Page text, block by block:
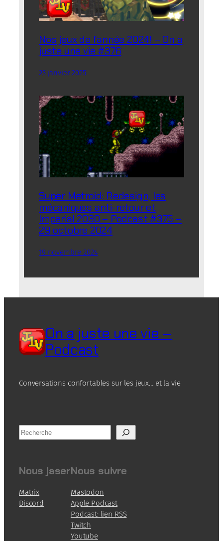
Nos jeux de l’année 2024! – On a
juste une vie #376
23 janvier 2025
Super Metroid: Redesign, les
mécaniques anti-retour et
Imperial 2030 – Podcast #375 –
29 octobre 2024
19 novembre 2024
On a juste une vie –
Podcast
Conversations confortables sur les jeux… et la vie
R
e
e
c
h
Nous jaser
Matrix
Discord
Nous suivre
Mastodon
Apple Podcast
Podcast: lien RSS
Twitch
Youtube